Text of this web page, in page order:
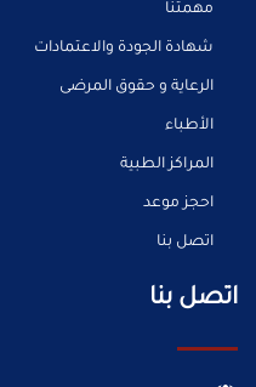
مهمتنا
شهادة الجودة والاعتمادات
الرعاية و حقوق المرضى
الأطباء
المراكز الطبية
احجز موعد
اتصل بنا
اتصل بنا